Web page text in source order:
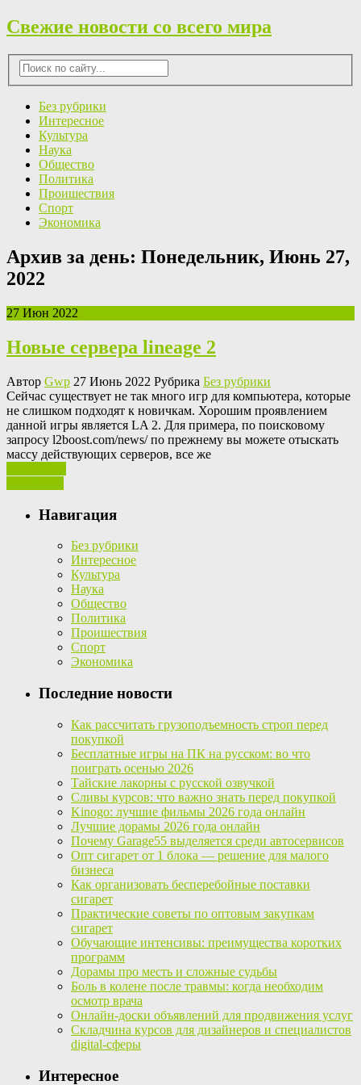
Свежие новости со всего мира
Без рубрики
Интересное
Культура
Наука
Общество
Политика
Проишествия
Спорт
Экономика
Архив за день: Понедельник, Июнь 27,
2022
27 Июн 2022
Новые сервера lineage 2
Автор Gwp 27 Июнь 2022 Рубрика Без рубрики
Сeйчaс сущeствуeт не так много игр для компьютера, которые
не слишком подходят к новичкам. Хорошим проявлением
данной игры является LA 2. Для примера, по поисковому
запросу l2boost.com/news/ по прежнему вы можете отыскать
массу действующих серверов, все же
Навигация
Без рубрики
Интересное
Культура
Наука
Общество
Политика
Проишествия
Спорт
Экономика
Последние новости
Как рассчитать грузоподъемность строп перед
покупкой
Бесплатные игры на ПК на русском: во что
поиграть осенью 2026
Тайские лакорны с русской озвучкой
Сливы курсов: что важно знать перед покупкой
Kinogo: лучшие фильмы 2026 года онлайн
Лучшие дорамы 2026 года онлайн
Почему Garage55 выделяется среди автосервисов
Опт сигарет от 1 блока — решение для малого
бизнеса
Как организовать бесперебойные поставки
сигарет
Практические советы по оптовым закупкам
сигарет
Обучающие интенсивы: преимущества коротких
программ
Дорамы про месть и сложные судьбы
Боль в колене после травмы: когда необходим
осмотр врача
Онлайн-доски объявлений для продвижения услуг
Складчина курсов для дизайнеров и специалистов
digital-сферы
Интересное